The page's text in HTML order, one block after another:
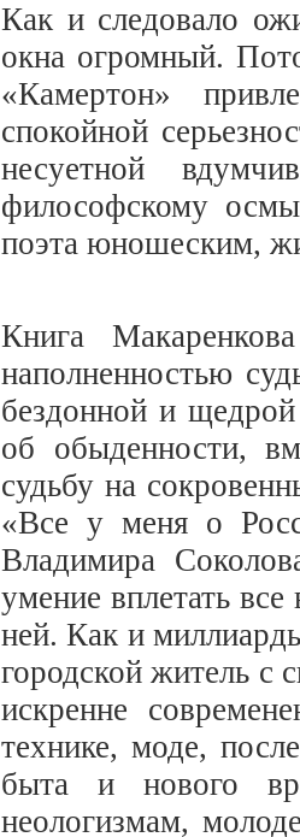
Как и следовало
окна огромный.
«Камертон»
спокойной
несуетной
философскому
поэта юношеским,
Книга
наполненностью
бездонной и
об обыденности,
судьбу на
«Все у меня о
Владимира
умение вплетать
ней. Как и
городской житель с
искренне
технике, моде,
быта и нового
неологизмам,